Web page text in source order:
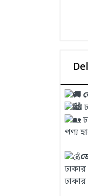
পণ্য
ঢাকার
ঢাকার